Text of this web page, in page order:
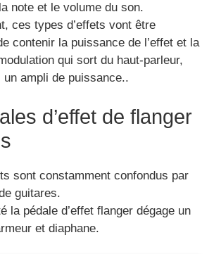
note et le volume du son.
ces types d’effets vont être
contenir la puissance de l’effet et la
qui sort du haut-parleur,
ampli de puissance..
d’effet de flanger
sont constamment confondus par
guitares.
la pédale d’effet flanger dégage un
et diaphane.